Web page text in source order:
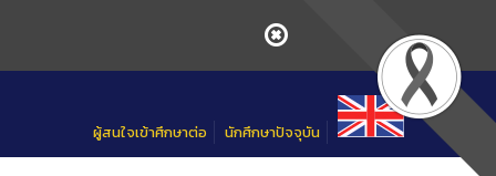
ผู้สนใจเข้าศึกษาต่อ นักศึกษาปัจจุบัน